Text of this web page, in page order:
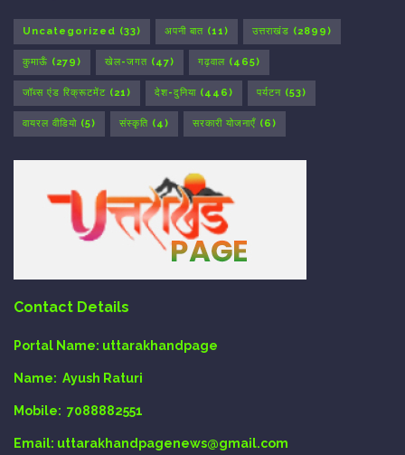
Uncategorized (33) अपनी बात (11) उत्तराखंड (2899)
कुमाऊँ (279) खेल-जगत (47) गढ़वाल (465)
जॉब्स एंड रिक्रूटमेंट (21) देश-दुनिया (446) पर्यटन (53)
वायरल वीडियो (5) संस्कृति (4) सरकारी योजनाएँ (6)
Contact Details
Portal Name: uttarakhandpage
Name: Ayush Raturi
Mobile: 7088882551
Email: uttarakhandpagenews@gmail.com